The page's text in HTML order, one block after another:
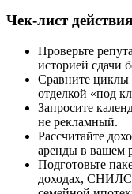
Чек-лист
Проверьте
историей сдачи
Сравните циклы
отделкой «под
Запросите
не рекламный.
Рассчитайте
аренды в вашем
Подготовьте
доходах, СНИЛС,